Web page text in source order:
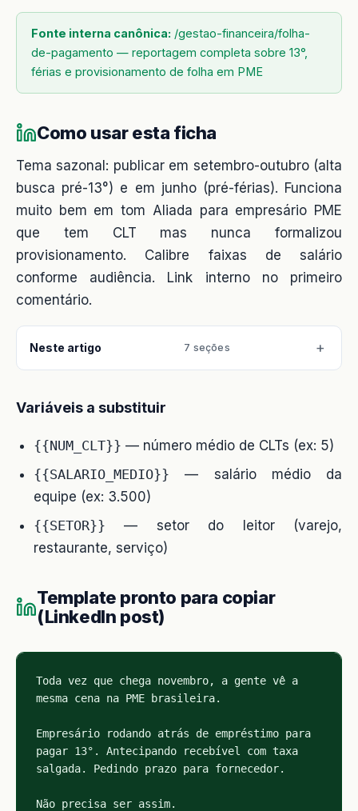
Fonte interna canônica: /gestao-financeira/folha-
de-pagamento — reportagem completa sobre 13°,
férias e provisionamento de folha em PME
Como usar esta ficha
Tema sazonal: publicar em setembro-outubro (alta
busca pré-13°) e em junho (pré-férias). Funciona
muito bem em tom Aliada para empresário PME
que tem CLT mas nunca formalizou
provisionamento. Calibre faixas de salário
conforme audiência. Link interno no primeiro
comentário.
Neste artigo 7 seções
Variáveis a substituir
{{NUM_CLT}} — número médio de CLTs (ex: 5)
{{SALARIO_MEDIO}} — salário médio da
equipe (ex: 3.500)
{{SETOR}} — setor do leitor (varejo,
restaurante, serviço)
Template pronto para copiar
(LinkedIn post)